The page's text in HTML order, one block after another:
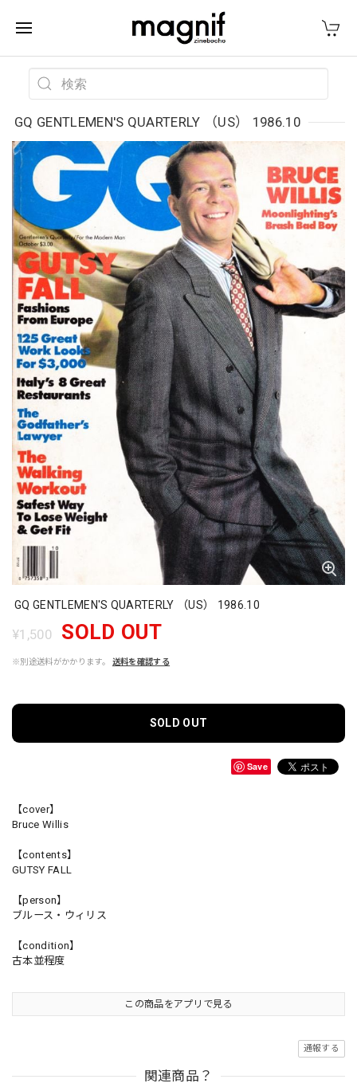
GQ GENTLEMEN'S QUARTERLY （US） 1986.10
GQ GENTLEMEN'S QUARTERLY （US） 1986.10
¥1,500 SOLD OUT
※別途送料がかかります。 送料を確認する
SOLD OUT
Save
【cover】
Bruce Willis
【contents】
GUTSY FALL
【person】
ブルース・ウィリス
【condition】
古本並程度
この商品をアプリで見る
通報する
関連商品？